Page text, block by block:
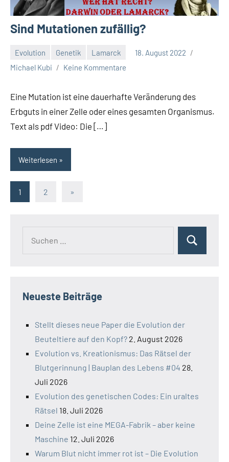
Sind Mutationen zufällig?
Evolution Genetik Lamarck
18. August 2022
Michael Kubi
Keine Kommentare
Eine Mutation ist eine dauerhafte Veränderung des
Erbguts in einer Zelle oder eines gesamten Organismus.
Text als pdf Video: Die […]
Weiterlesen
Seitennummerierung
Beiträge
1 2
Nächste
»
Suchen
Neueste Beiträge
Stellt dieses neue Paper die Evolution der
Beuteltiere auf den Kopf? 2. August 2026
Evolution vs. Kreationismus: Das Rätsel der
Blutgerinnung | Bauplan des Lebens #04 28.
Juli 2026
Evolution des genetischen Codes: Ein uraltes
Rätsel 18. Juli 2026
Deine Zelle ist eine MEGA-Fabrik – aber keine
Maschine 12. Juli 2026
Warum Blut nicht immer rot ist – Die Evolution